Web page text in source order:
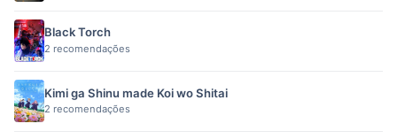
Black Torch
2 recomendações
Kimi ga Shinu made Koi wo Shitai
2 recomendações